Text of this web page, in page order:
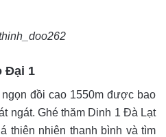
Đại 1
đồi cao 1550m được bao
ngát. Ghé thăm Dinh 1 Đà Lạt
thiên nhiên thanh bình và tìm